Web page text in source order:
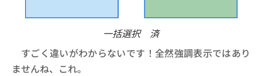
一括選択 済
すごく違いがわからないです！全然強調表示ではあり
ませんね、これ。